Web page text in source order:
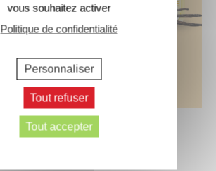
vous souhaitez activer
Politique de confidentialité
Personnaliser
Tout refuser
Tout accepter